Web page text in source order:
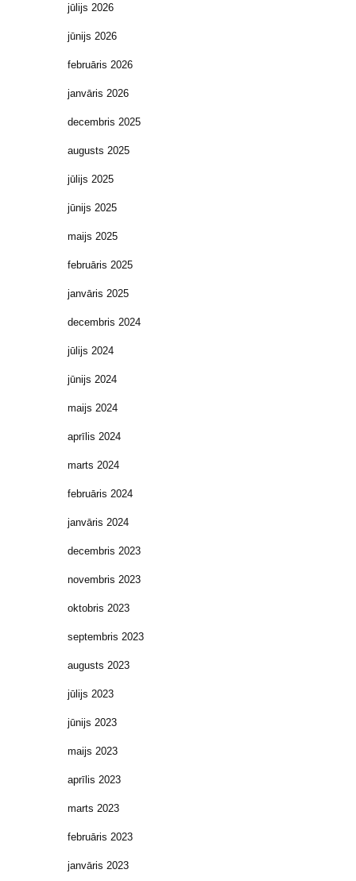
jūlijs 2026
jūnijs 2026
februāris 2026
janvāris 2026
decembris 2025
augusts 2025
jūlijs 2025
jūnijs 2025
maijs 2025
februāris 2025
janvāris 2025
decembris 2024
jūlijs 2024
jūnijs 2024
maijs 2024
aprīlis 2024
marts 2024
februāris 2024
janvāris 2024
decembris 2023
novembris 2023
oktobris 2023
septembris 2023
augusts 2023
jūlijs 2023
jūnijs 2023
maijs 2023
aprīlis 2023
marts 2023
februāris 2023
janvāris 2023